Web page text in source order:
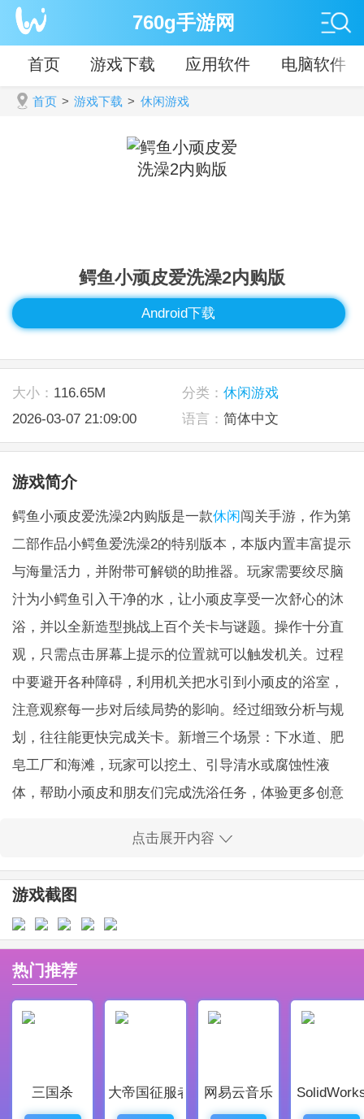
760g手游网
首页 游戏下载 应用软件 电脑软件
首页 > 游戏下载 > 休闲游戏
鳄鱼小顽皮爱洗澡2内购版
Android下载
大小： 116.65M 分类： 休闲游戏
2026-03-07 21:09:00
语言： 简体中文
游戏简介
鳄鱼小顽皮爱洗澡2内购版是一款休闲闯关手游，作为第
二部作品小鳄鱼爱洗澡2的特别版本，本版内置丰富提示
与海量活力，并附带可解锁的助推器。玩家需要绞尽脑
汁为小鳄鱼引入干净的水，让小顽皮享受一次舒心的沐
浴，并以全新造型挑战上百个关卡与谜题。操作十分直
观，只需点击屏幕上提示的位置就可以触发机关。过程
中要避开各种障碍，利用机关把水引到小顽皮的浴室，
注意观察每一步对后续局势的影响。经过细致分析与规
划，往往能更快完成关卡。新增三个场景：下水道、肥
皂工厂和海滩，玩家可以挖土、引导清水或腐蚀性液
体，帮助小顽皮和朋友们完成洗浴任务，体验更多创意
游戏特色
1、全新挑战模式趣味无穷
游戏推出“挑战模式”，带来颠覆性的关卡设计，让玩法
更丰富。像“上下颠倒”关卡中，物理规律被反转，水会
朝上流动；“转换鸭子”关卡会把一种鸭子变换为另一种
类型。更多有趣模式等待玩家亲自探索。
可以使用新的“提示”功能获得线索，同时还有真空器、
点击展开内容
游戏截图
热门推荐
三国杀 大帝国征服者 网易云音乐